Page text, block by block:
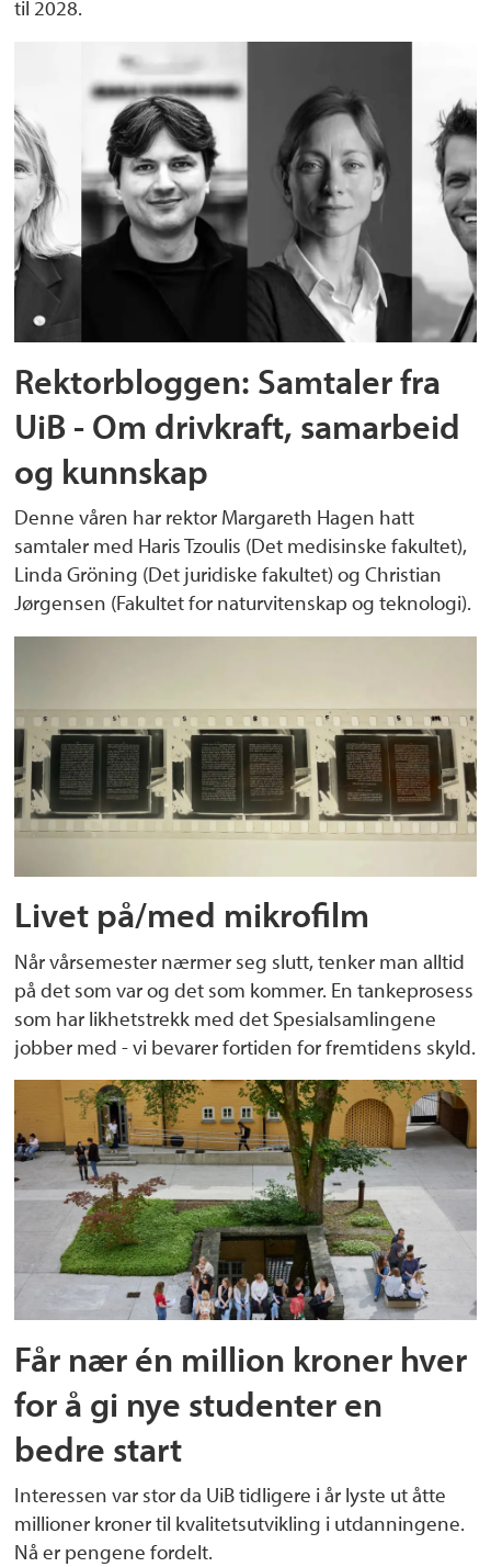
til 2028.
Rektorbloggen: Samtaler fra
UiB - Om drivkraft, samarbeid
og kunnskap
Denne våren har rektor Margareth Hagen hatt
samtaler med Haris Tzoulis (Det medisinske fakultet),
Linda Gröning (Det juridiske fakultet) og Christian
Jørgensen (Fakultet for naturvitenskap og teknologi).
Livet på/med mikrofilm
Når vårsemester nærmer seg slutt, tenker man alltid
på det som var og det som kommer. En tankeprosess
som har likhetstrekk med det Spesialsamlingene
jobber med - vi bevarer fortiden for fremtidens skyld.
Får nær én million kroner hver
for å gi nye studenter en
bedre start
Interessen var stor da UiB tidligere i år lyste ut åtte
millioner kroner til kvalitetsutvikling i utdanningene.
Nå er pengene fordelt.